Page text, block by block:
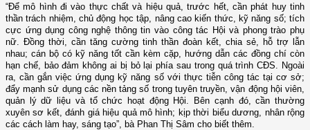
“Để mô hình đi vào thực chất và hiệu quả, trước hết, cần phát huy tinh
thần trách nhiệm, chủ động học tập, nâng cao kiến thức, kỹ năng số; tích
cực ứng dụng công nghệ thông tin vào công tác Hội và phong trào phụ
nữ. Đồng thời, cần tăng cường tinh thần đoàn kết, chia sẻ, hỗ trợ lẫn
nhau; cán bộ có kỹ năng tốt cần kèm cặp, hướng dẫn các đồng chí còn
hạn chế, bảo đảm không ai bị bỏ lại phía sau trong quá trình CĐS. Ngoài
ra, cần gắn việc ứng dụng kỹ năng số với thực tiễn công tác tại cơ sở;
đẩy mạnh sử dụng các nền tảng số trong tuyên truyền, vận động hội viên,
quản lý dữ liệu và tổ chức hoạt động Hội. Bên cạnh đó, cần thường
xuyên sơ kết, đánh giá hiệu quả mô hình; kịp thời biểu dương, nhân rộng
các cách làm hay, sáng tạo”, bà Phan Thị Sâm cho biết thêm.